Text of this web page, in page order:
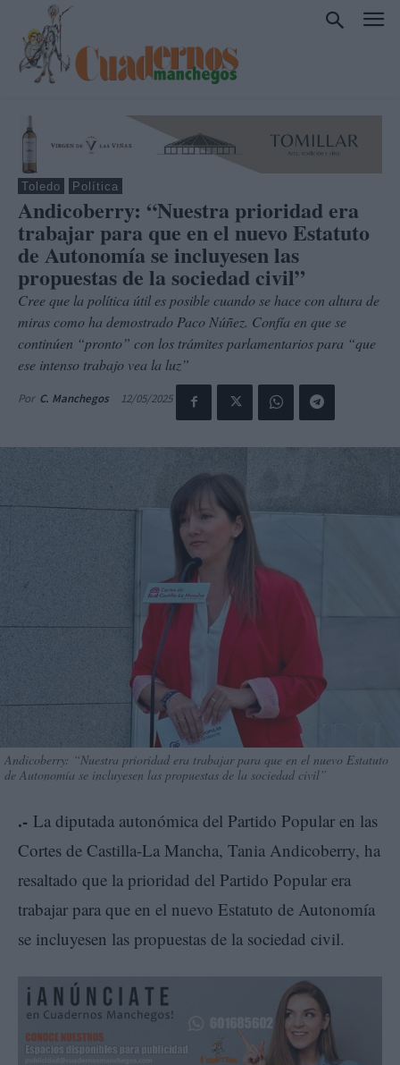
Toledo Política
Andicoberry: “Nuestra prioridad era
trabajar para que en el nuevo Estatuto
de Autonomía se incluyesen las
propuestas de la sociedad civil”
Cree que la política útil es posible cuando se hace con altura de
miras como ha demostrado Paco Núñez. Confía en que se
continúen “pronto” con los trámites parlamentarios para “que
ese intenso trabajo vea la luz”
Por C. Manchegos 12/05/2025
Andicoberry: “Nuestra prioridad era trabajar para que en el nuevo Estatuto
de Autonomía se incluyesen las propuestas de la sociedad civil”
.- La diputada autonómica del Partido Popular en las
Cortes de Castilla-La Mancha, Tania Andicoberry, ha
resaltado que la prioridad del Partido Popular era
trabajar para que en el nuevo Estatuto de Autonomía
se incluyesen las propuestas de la sociedad civil.